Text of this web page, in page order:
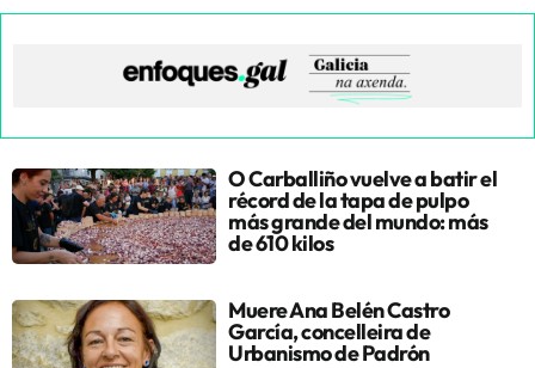
O Carballiño vuelve a batir el
récord de la tapa de pulpo
más grande del mundo: más
de 610 kilos
Muere Ana Belén Castro
García, concelleira de
Urbanismo de Padrón